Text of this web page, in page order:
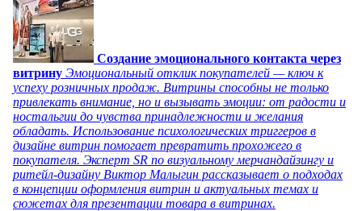
Создание эмоционального контакта через
витрину Эмоциональный отклик покупателей — ключ к
успеху розничных продаж. Витрины способны не только
привлекать внимание, но и вызывать эмоции: от радости и
ностальгии до чувства принадлежности и желания
обладать. Использование психологических триггеров в
дизайне витрин помогает превратить прохожего в
покупателя. Эксперт SR по визуальному мерчандайзингу и
ритейл-дизайну Виктор Малыгин рассказывает о подходах
в концепции оформления витрин и актуальных темах и
сюжетах для презентации товара в витринах.